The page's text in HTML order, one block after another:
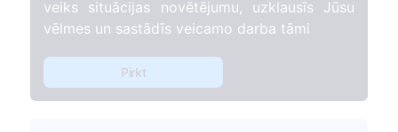
veiks situācijas novētējumu, uzklausīs Jūsu
vēlmes un sastādīs veicamo darba tāmi
Pirkt